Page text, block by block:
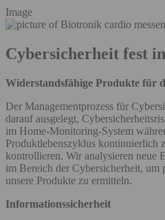
Image
Cybersicherheit fest
Widerstandsfähige Produkte für
Der Managementprozess für
darauf ausgelegt,
im Home-Monitoring-System
Produktlebenszyklus kontinuierlich
kontrollieren. Wir analysieren neue
im Bereich der Cybersicherheit, um
unsere Produkte zu ermitteln.
Informationssicherheit